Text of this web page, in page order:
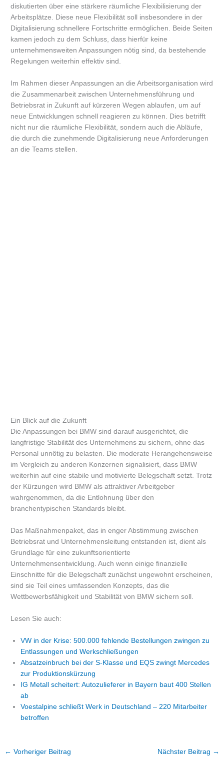
diskutierten über eine stärkere räumliche Flexibilisierung der
Arbeitsplätze. Diese neue Flexibilität soll insbesondere in der
Digitalisierung schnellere Fortschritte ermöglichen. Beide Seiten
kamen jedoch zu dem Schluss, dass hierfür keine
unternehmensweiten Anpassungen nötig sind, da bestehende
Regelungen weiterhin effektiv sind.
Im Rahmen dieser Anpassungen an die Arbeitsorganisation wird
die Zusammenarbeit zwischen Unternehmensführung und
Betriebsrat in Zukunft auf kürzeren Wegen ablaufen, um auf
neue Entwicklungen schnell reagieren zu können. Dies betrifft
nicht nur die räumliche Flexibilität, sondern auch die Abläufe,
die durch die zunehmende Digitalisierung neue Anforderungen
an die Teams stellen.
Ein Blick auf die Zukunft
Die Anpassungen bei BMW sind darauf ausgerichtet, die
langfristige Stabilität des Unternehmens zu sichern, ohne das
Personal unnötig zu belasten. Die moderate Herangehensweise
im Vergleich zu anderen Konzernen signalisiert, dass BMW
weiterhin auf eine stabile und motivierte Belegschaft setzt. Trotz
der Kürzungen wird BMW als attraktiver Arbeitgeber
wahrgenommen, da die Entlohnung über den
branchentypischen Standards bleibt.
Das Maßnahmenpaket, das in enger Abstimmung zwischen
Betriebsrat und Unternehmensleitung entstanden ist, dient als
Grundlage für eine zukunftsorientierte
Unternehmensentwicklung. Auch wenn einige finanzielle
Einschnitte für die Belegschaft zunächst ungewohnt erscheinen,
sind sie Teil eines umfassenden Konzepts, das die
Wettbewerbsfähigkeit und Stabilität von BMW sichern soll.
Lesen Sie auch:
VW in der Krise: 500.000 fehlende Bestellungen zwingen zu
Entlassungen und Werkschließungen
Absatzeinbruch bei der S-Klasse und EQS zwingt Mercedes
zur Produktionskürzung
IG Metall scheitert: Autozulieferer in Bayern baut 400 Stellen
ab
Voestalpine schließt Werk in Deutschland – 220 Mitarbeiter
betroffen
← Vorheriger Beitrag Nächster Beitrag →